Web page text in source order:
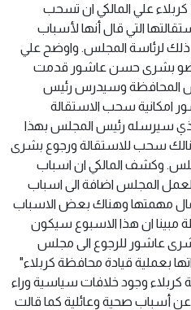
علي المالكي ان تسحب
التي قال أنها لأسباب
لرئاسة المجلس. واوضح علي
العضو بشرى حسن عاشور قدمت
المحافظة وسيدرس رئيس
امكانية سحب الاستقالة
الذي سيرسله رئيس المجلس بهذا
سحب للاستقالة ورجوع بشرى
وكشف المالكي ان اسباب
لعمل المجلس اضافة الى اسباب
مهمتها وهناك بعض الاسباب
مبينا ان هذا الاسبوع سيكون
عاشور للرجوع الى مجلس
بعملية قيادة محافظة كربلاء"
وجود خلافات سياسية وراء
عن أسباب صحية وعائلية كما قالت